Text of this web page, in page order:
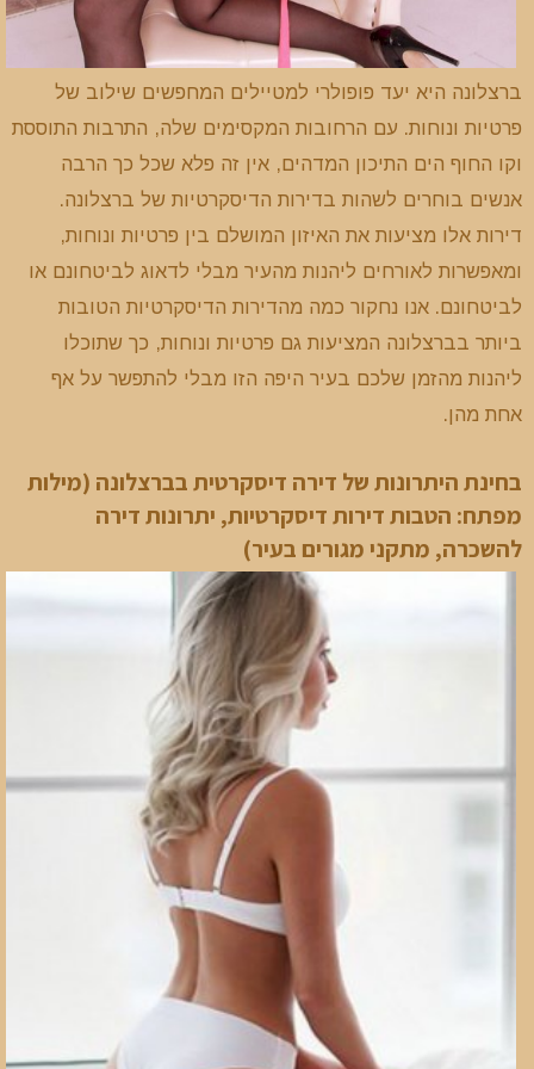
ברצלונה היא יעד פופולרי למטיילים המחפשים שילוב של
פרטיות ונוחות. עם הרחובות המקסימים שלה, התרבות התוססת
וקו החוף הים התיכון המדהים, אין זה פלא שכל כך הרבה
אנשים בוחרים לשהות בדירות הדיסקרטיות של ברצלונה.
דירות אלו מציעות את האיזון המושלם בין פרטיות ונוחות,
ומאפשרות לאורחים ליהנות מהעיר מבלי לדאוג לביטחונם או
לביטחונם. אנו נחקור כמה מהדירות הדיסקרטיות הטובות
ביותר בברצלונה המציעות גם פרטיות ונוחות, כך שתוכלו
ליהנות מהזמן שלכם בעיר היפה הזו מבלי להתפשר על אף
אחת מהן.
בחינת היתרונות של דירה דיסקרטית בברצלונה (מילות
מפתח: הטבות דירות דיסקרטיות, יתרונות דירה
להשכרה, מתקני מגורים בעיר)